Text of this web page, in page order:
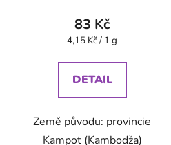
83 Kč
Měrná
4,15 Kč / 1 g
DETAIL
Země původu: provincie
Kampot (Kambodža)